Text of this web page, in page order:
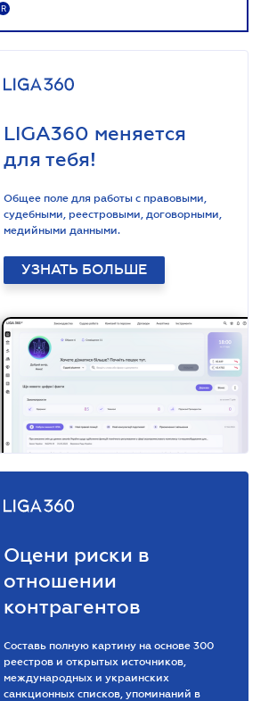
R
LIGA360 меняется
для тебя!
Общее поле для работы с правовыми,
судебными, реестровыми, договорными,
медийными данными.
УЗНАТЬ БОЛЬШЕ
Оцени риски в
отношении
контрагентов
Составь полную картину на основе 300
реестров и открытых источников,
международных и украинских
санкционных списков, упоминаний в